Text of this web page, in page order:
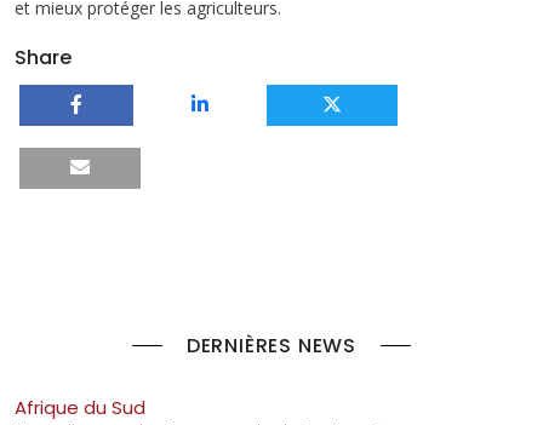
et mieux protéger les agriculteurs.
Share
DERNIÈRES NEWS
Afrique du Sud